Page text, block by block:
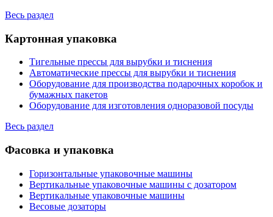
Весь раздел
Картонная упаковка
Тигельные прессы для вырубки и тиснения
Автоматические прессы для вырубки и тиснения
Оборудование для производства подарочных коробок и
бумажных пакетов
Оборудование для изготовления одноразовой посуды
Весь раздел
Фасовка и упаковка
Горизонтальные упаковочные машины
Вертикальные упаковочные машины с дозатором
Вертикальные упаковочные машины
Весовые дозаторы